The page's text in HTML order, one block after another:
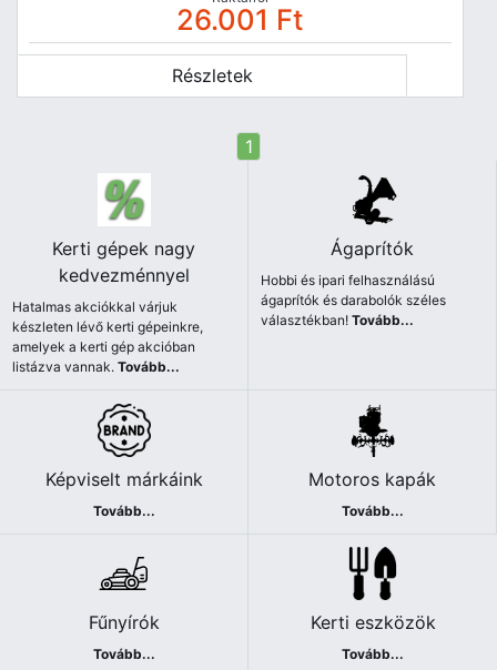
26.001 Ft
Részletek
1
Kerti gépek nagy
kedvezménnyel
Hatalmas akciókkal várjuk
készleten lévő kerti gépeinkre,
amelyek a kerti gép akcióban
listázva vannak.Tovább...
Ágaprítók
Hobbi és ipari felhasználású
ágaprítók és darabolók széles
választékban!Tovább...
Képviselt márkáink
Tovább...
Motoros kapák
Tovább...
Fűnyírók
Tovább...
Kerti eszközök
Tovább...